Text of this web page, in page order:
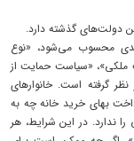
محسوب می‌شود، «نوع
«سیاست حمایت از
گرفته است. خانوارهای
بهای خرید خانه چه به
ندارد. در این شرایط، هر